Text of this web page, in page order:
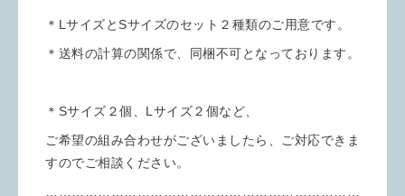
＊LサイズとSサイズのセット２種類のご用意です。
＊送料の計算の関係で、同梱不可となっております。
＊Sサイズ２個、Lサイズ２個など、
ご希望の組み合わせがございましたら、ご対応できま
すのでご相談ください。